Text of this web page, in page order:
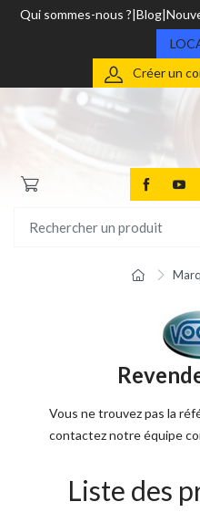
Qui sommes-nous ? Blog
Créer un
Vous ne trouvez pas la
contactez notre équipe
Liste des